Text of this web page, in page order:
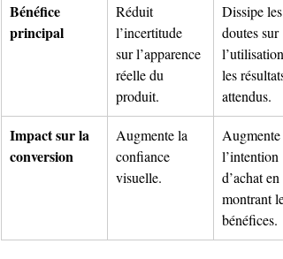
Bénéfice
principal
Réduit
l’incertitude
sur l’apparence
réelle du
produit.
Dissipe les
doutes sur
l’utilisation
les résultats
attendus.
Impact sur la
conversion
Augmente la
confiance
visuelle.
Augmente
l’intention
d’achat en
montrant
bénéfices.